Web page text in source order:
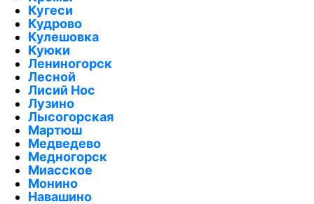
Кугеси
Кудрово
Кулешовка
Куюки
Лениногорск
Лесной
Лисий Нос
Лузино
Лысогорская
Мартюш
Медведево
Медногорск
Миасское
Монино
Навашино